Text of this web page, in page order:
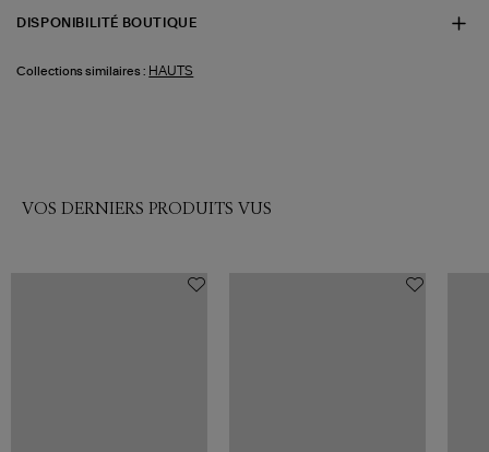
DISPONIBILITÉ BOUTIQUE
Collections similaires : HAUTS
VOS DERNIERS PRODUITS VUS